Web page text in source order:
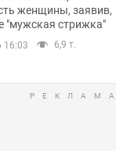
скандал.
женщины, заявив,
"мужская стрижка"
16:03 6,9 т.